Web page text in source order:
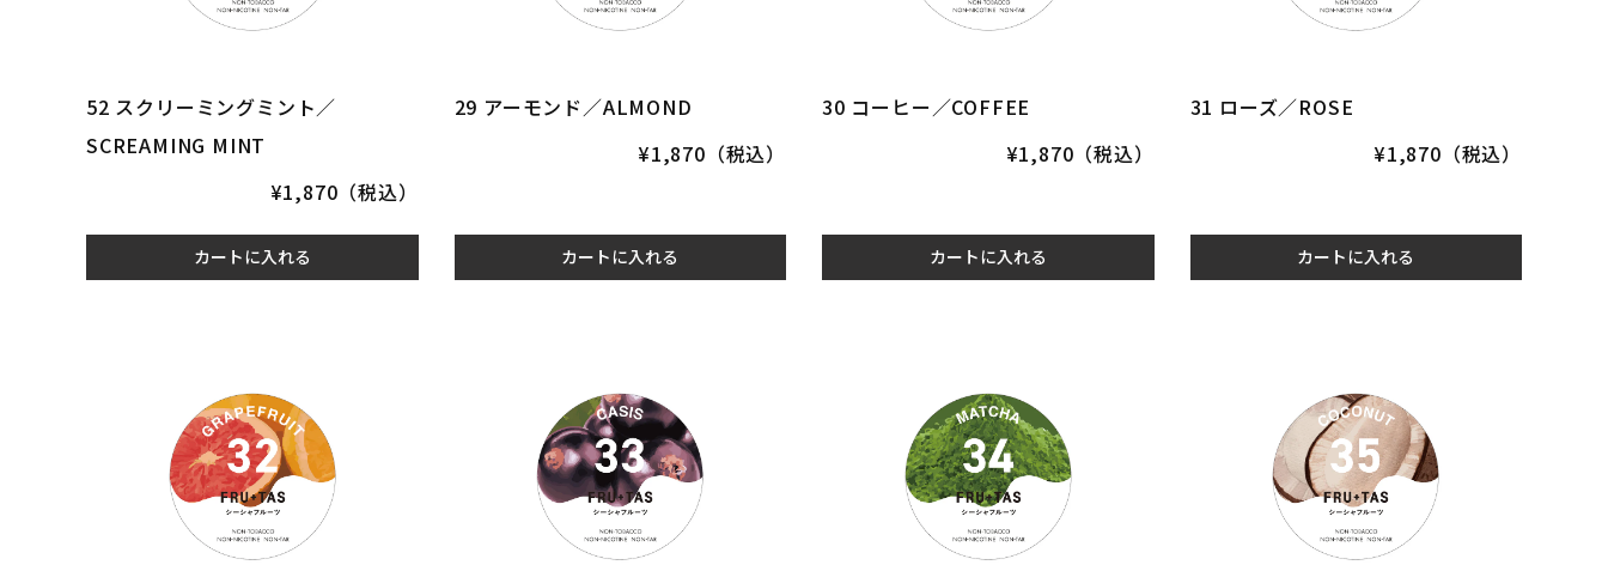
52 スクリーミングミント／
SCREAMING MINT
¥1,870（税込）
カートに入れる
29 アーモンド／ALMOND
¥1,870（税込）
カートに入れる
30 コーヒー／COFFEE
¥1,870（税込）
カートに入れる
31 ローズ／ROSE
¥1,870（税込）
カートに入れる